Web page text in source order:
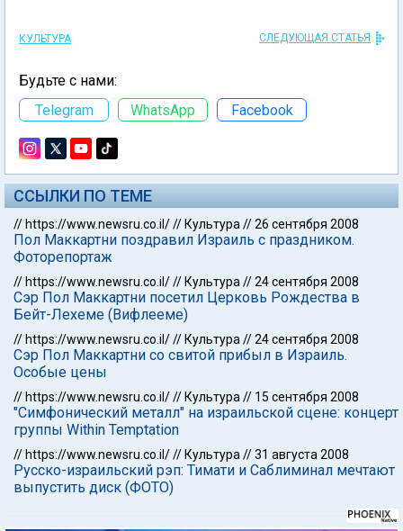
КУЛЬТУРА СЛЕДУЮЩАЯ СТАТЬЯ
Будьте с нами:
Telegram
WhatsApp Facebook
ССЫЛКИ ПО ТЕМЕ
// https://www.newsru.co.il/// Культура //26 сентября 2008
Пол Маккартни поздравил Израиль с праздником.
Фоторепортаж
// https://www.newsru.co.il/// Культура //24 сентября 2008
Сэр Пол Маккартни посетил Церковь Рождества в
Бейт-Лехеме (Вифлееме)
// https://www.newsru.co.il/// Культура //24 сентября 2008
Сэр Пол Маккартни со свитой прибыл в Израиль.
Особые цены
// https://www.newsru.co.il/// Культура // 15 сентября 2008
"Симфонический металл" на израильской сцене: концерт
группы Within Temptation
// https://www.newsru.co.il/// Культура //31 августа 2008
Русско-израильский рэп: Тимати и Саблиминал мечтают
выпустить диск (ФОТО)